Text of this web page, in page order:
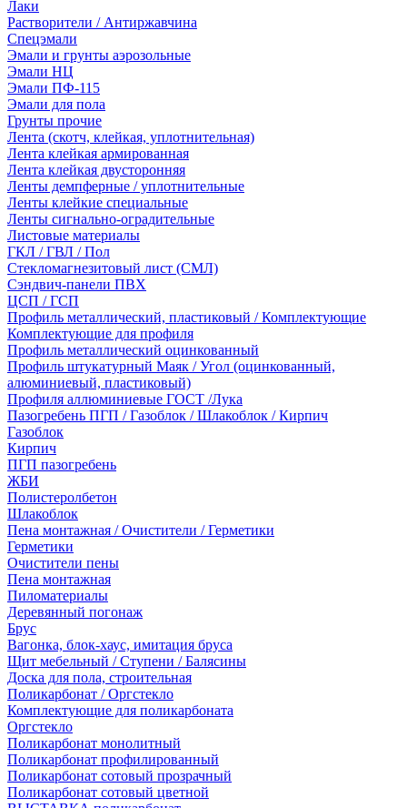
Лаки
Растворители / Антиржавчина
Спецэмали
Эмали и грунты аэрозольные
Эмали НЦ
Эмали ПФ-115
Эмали для пола
Грунты прочие
Лента (скотч, клейкая, уплотнительная)
Лента клейкая армированная
Лента клейкая двусторонняя
Ленты демпферные / уплотнительные
Ленты клейкие специальные
Ленты сигнально-оградительные
Листовые материалы
ГКЛ / ГВЛ / Пол
Стекломагнезитовый лист (СМЛ)
Сэндвич-панели ПВХ
ЦСП / ГСП
Профиль металлический, пластиковый / Комплектующие
Комплектующие для профиля
Профиль металлический оцинкованный
Профиль штукатурный Маяк / Угол (оцинкованный,
алюминиевый, пластиковый)
Профиля аллюминиевые ГОСТ /Лука
Пазогребень ПГП / Газоблок / Шлакоблок / Кирпич
Газоблок
Кирпич
ПГП пазогребень
ЖБИ
Полистеролбетон
Шлакоблок
Пена монтажная / Очистители / Герметики
Герметики
Очистители пены
Пена монтажная
Пиломатериалы
Деревянный погонаж
Брус
Вагонка, блок-хаус, имитация бруса
Щит мебельный / Ступени / Балясины
Доска для пола, строительная
Поликарбонат / Оргстекло
Комплектующие для поликарбоната
Оргстекло
Поликарбонат монолитный
Поликарбонат профилированный
Поликарбонат сотовый прозрачный
Поликарбонат сотовый цветной